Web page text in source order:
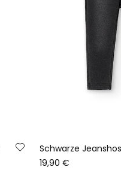
Schwarze
19,90 €